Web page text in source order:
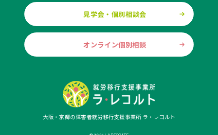
見学会・個別相談会
オンライン個別相談
大阪・京都の障害者就労移行支援事業所 ラ・レコルト